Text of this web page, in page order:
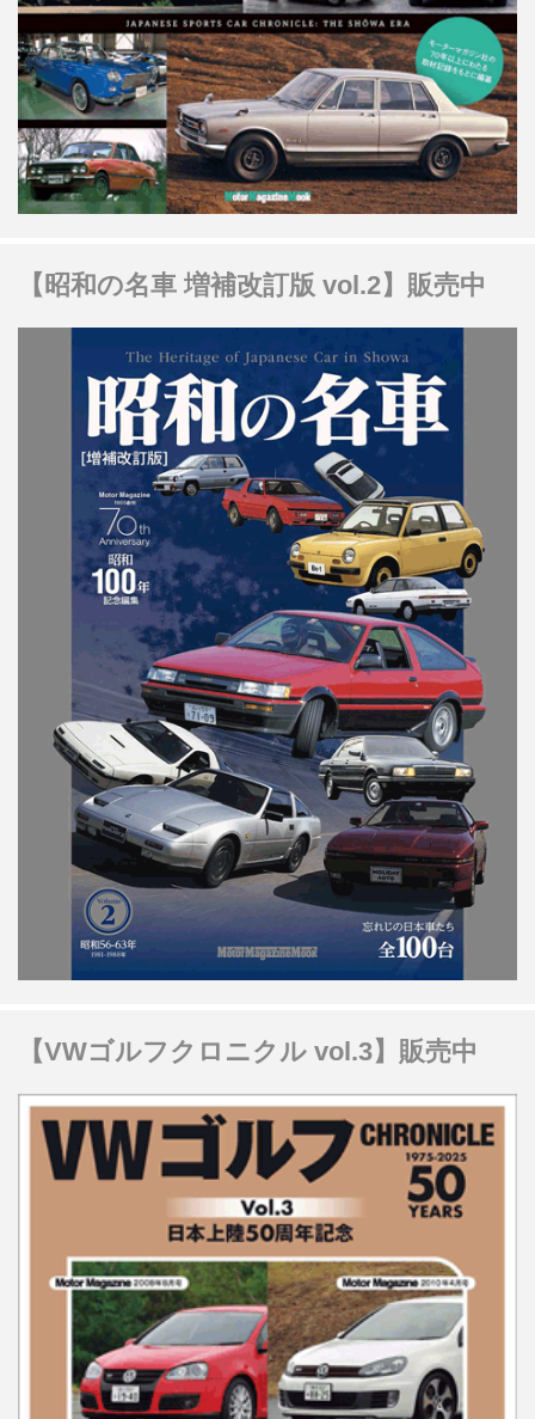
【昭和の名車 増補改訂版 vol.2】販売中
【VWゴルフクロニクル vol.3】販売中